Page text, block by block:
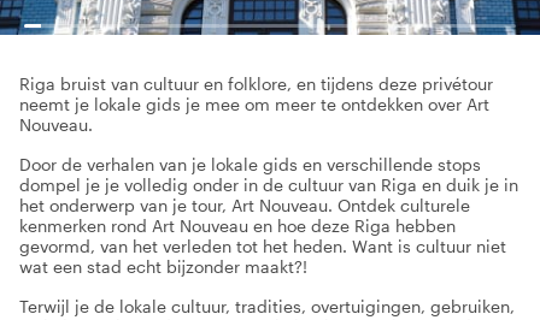
Riga bruist van cultuur en folklore, en tijdens deze privétour
neemt je lokale gids je mee om meer te ontdekken over Art
Nouveau.
Door de verhalen van je lokale gids en verschillende stops
dompel je je volledig onder in de cultuur van Riga en duik je in
het onderwerp van je tour, Art Nouveau. Ontdek culturele
kenmerken rond Art Nouveau en hoe deze Riga hebben
gevormd, van het verleden tot het heden. Want is cultuur niet
wat een stad echt bijzonder maakt?!
Terwijl je de lokale cultuur, tradities, overtuigingen, gebruiken,